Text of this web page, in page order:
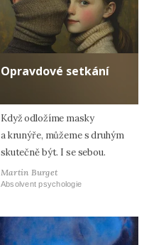
Opravdové setkání
Když odložíme masky
a krunýře, můžeme s druhým
skutečně být. I se sebou.
Martin Burget
Absolvent psychologie